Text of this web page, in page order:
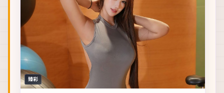
臻彩